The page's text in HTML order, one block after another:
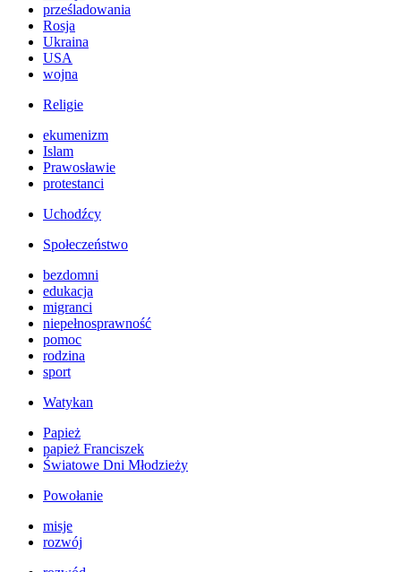
prześladowania
Rosja
Ukraina
USA
wojna
Religie
ekumenizm
Islam
Prawosławie
protestanci
Uchodźcy
Społeczeństwo
bezdomni
edukacja
migranci
niepełnosprawność
pomoc
rodzina
sport
Watykan
Papież
papież Franciszek
Światowe Dni Młodzieży
Powołanie
misje
rozwój